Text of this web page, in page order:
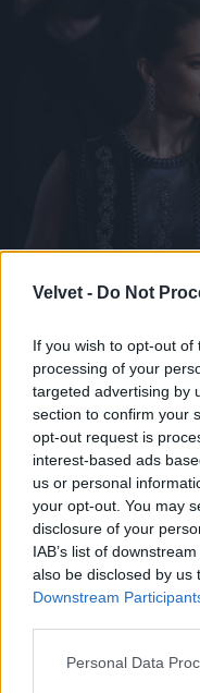
Velvet - Do Not
If you wish to opt-out
processing of your
targeted advertising by
section to confirm your
opt-out request is
interest-based ads
us or personal
your opt-out. You may
disclosure of your
IAB’s list of
also be disclosed by us
Downstream
Please note that this
Personal Data
Alicia Vikanderről
drámával lett
legjobb női
ban.
Fotó: John Phillips /